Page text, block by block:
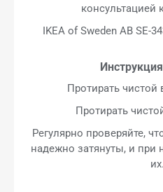
консультацией
IKEA of Sweden AB SE-
Протирать
Протирать
Регулярно проверяйте,
надежно затянуты, и при
их.